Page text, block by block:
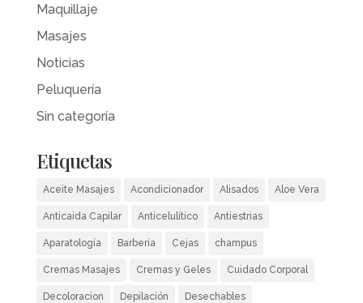
Maquillaje
Masajes
Noticias
Peluquería
Sin categoría
Etiquetas
Aceite Masajes Acondicionador Alisados Aloe Vera
Anticaida Capilar Anticelulítico Antiestrias
Aparatología Barbería Cejas champus
Cremas Masajes Cremas y Geles Cuidado Corporal
Decoloracion Depilación Desechables